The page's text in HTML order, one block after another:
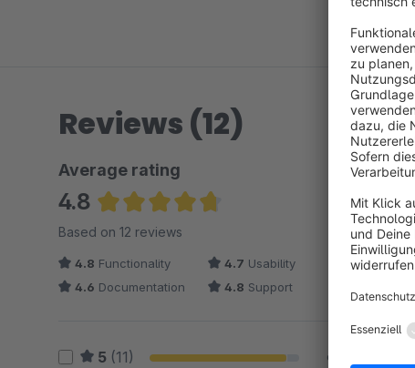
Reviews (12)
Average rating
4.8
Average rating of 4.79 out of 5 stars
Based on 12 reviews
4.8 Functionality 4.7 Usability
4.6 Documentation 4.8 Support
5 (11) 92 %